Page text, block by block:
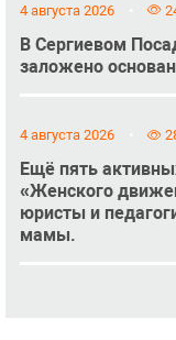
4 августа 2026
В Сергиевом
заложено
4 августа 2026
Ещё пять
«Женского
юристы и
мамы.